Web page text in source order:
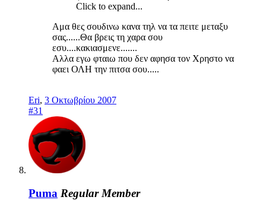
Click to expand...
Αμα θες σουδινω κανα τηλ να τα πειτε μεταξυ
σας......Θα βρεις τη χαρα σου
εσυ....κακιασμενε.......
Αλλα εγω φταιω που δεν αφησα τον Χρηστο να
φαει ΟΛΗ την πιτσα σου.....
Eri, 3 Οκτωβρίου 2007
#31
Puma Regular Member